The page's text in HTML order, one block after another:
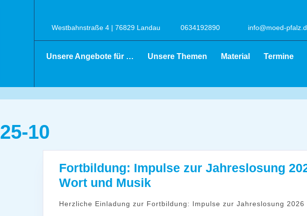
Westbahnstraße 4 | 76829 Landau 0634192890 info@moed-
Unsere Angebote für … Unsere Themen Material Termine
25-10
Fortbildung: Impulse zur Jahreslosung
Wort und MusikFortbildung:
Herzliche Einladung zur Fortbildung: Impulse zur Jahreslosung 2026